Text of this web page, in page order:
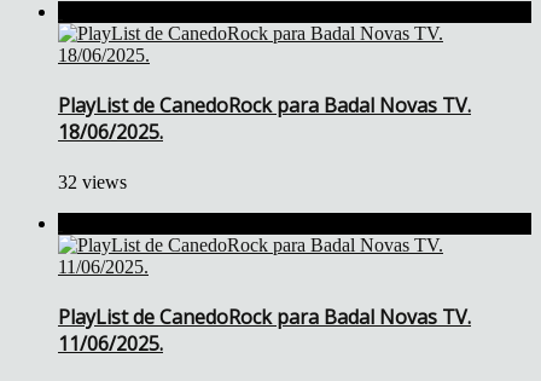
PlayList de CanedoRock para Badal Novas TV.
18/06/2025.
32 views
PlayList de CanedoRock para Badal Novas TV.
11/06/2025.